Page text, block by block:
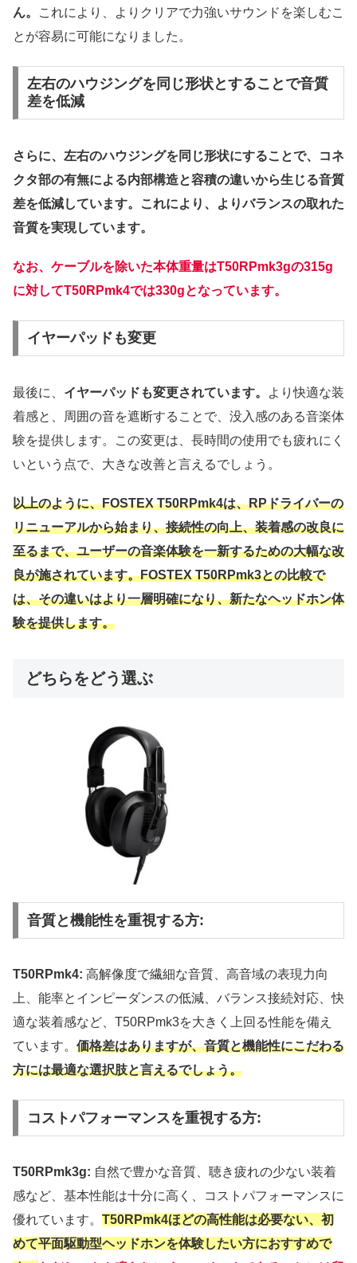
ん。
これにより、よりクリアで力強いサウンドを楽しむこ
とが容易に可能になりました。
左右のハウジングを同じ形状とすることで音質
差を低減
さらに、左右のハウジングを同じ形状にすることで、コネ
クタ部の有無による内部構造と容積の違いから生じる音質
差を低減しています。これにより、よりバランスの取れた
音質を実現しています。
なお、ケーブルを除いた本体重量はT50RPmk3gの315g
に対してT50RPmk4では330gとなっています。
イヤーパッドも変更
最後に、 イヤーパッドも変更されています。
より快適な装
着感と、周囲の音を遮断することで、没入感のある音楽体
験を提供します。この変更は、長時間の使用でも疲れにく
いという点で、大きな改善と言えるでしょう。
以上のように、FOSTEX T50RPmk4は、RPドライバーの
リニューアルから始まり、接続性の向上、装着感の改良に
至るまで、ユーザーの音楽体験を一新するための大幅な改
良が施されています。FOSTEX T50RPmk3との比較で
は、その違いはより一層明確になり、新たなヘッドホン体
験を提供します。
どちらをどう選ぶ
音質と機能性を重視する方:
T50RPmk4: 高解像度で繊細な音質、高音域の表現力向
上、能率とインピーダンスの低減、バランス接続対応、快
適な装着感など、T50RPmk3を大きく上回る性能を備え
ています。 価格差はありますが、音質と機能性にこだわる
方には最適な選択肢と言えるでしょう。
コストパフォーマンスを重視する方:
T50RPmk3g: 自然で豊かな音質、聴き疲れの少ない装着
感など、基本性能は十分に高く、コストパフォーマンスに
優れています。 T50RPmk4ほどの高性能は必要ない、初
めて平面駆動型ヘッドホンを体験したい方におすすめで